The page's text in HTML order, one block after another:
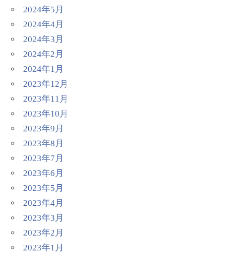
2024年5月
2024年4月
2024年3月
2024年2月
2024年1月
2023年12月
2023年11月
2023年10月
2023年9月
2023年8月
2023年7月
2023年6月
2023年5月
2023年4月
2023年3月
2023年2月
2023年1月